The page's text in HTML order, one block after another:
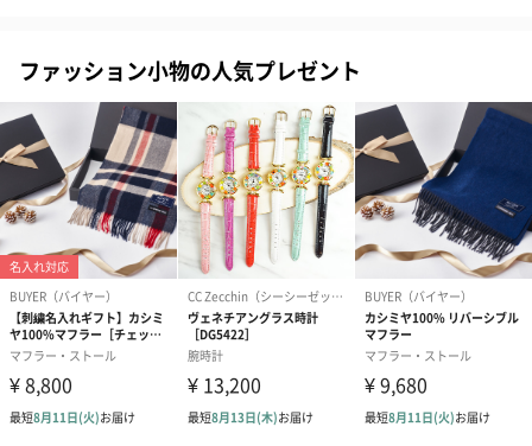
シーズンブーケ（ひま
ブーケ（ホワイトグリ
ドライフラワー・プリザーブドフラワー
自然のお花で作ったドライフラワー・プリザーブドフラワーを同
梱します。
一部花材が写真と異なる場合がございます。予めご了承くださ
い。パッケージに入れてお届けします。
ファッション小物の人気プレゼント